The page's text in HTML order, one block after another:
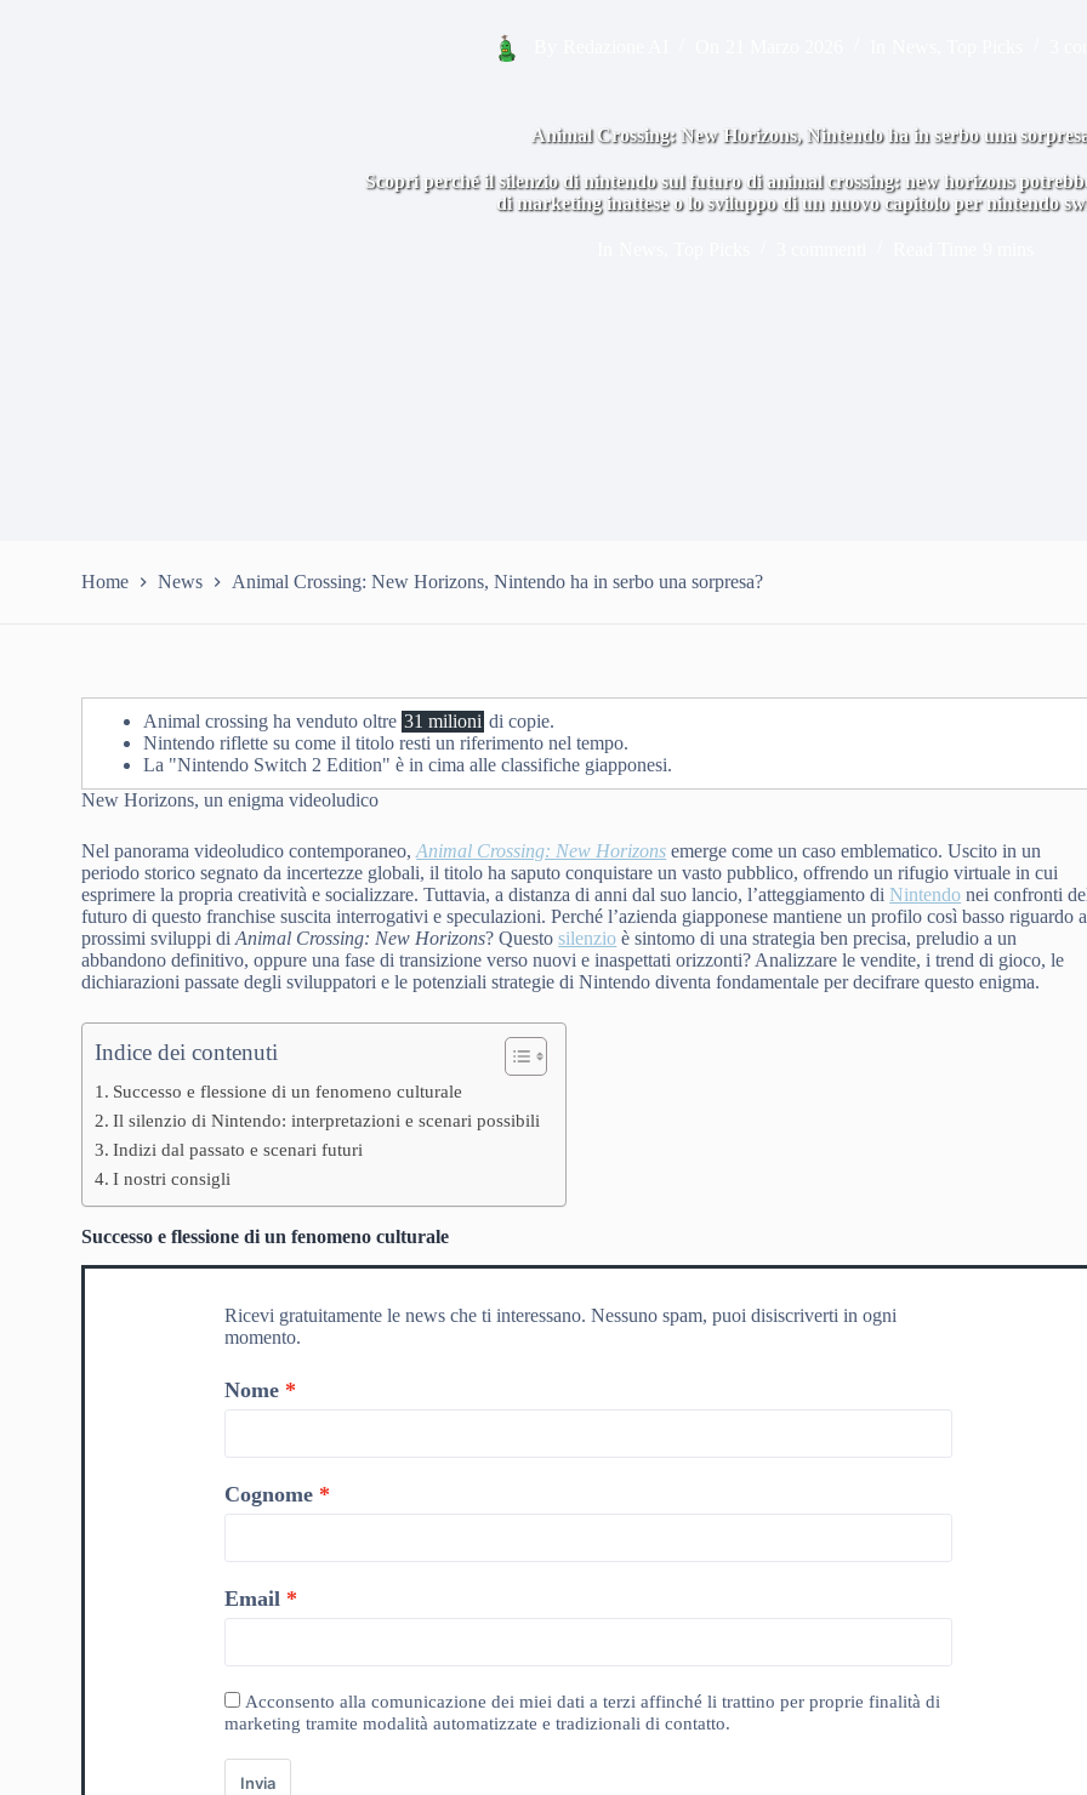
Animal Crossing: New Horizons, Nintendo ha in serbo una
Scopri perché il silenzio di nintendo sul futuro di animal crossing: new horizons
di marketing inattese o lo sviluppo di un nuovo capitolo per nintendo
Home News Animal Crossing: New Horizons, Nintendo ha in serbo una sorpresa?
Animal crossing ha venduto oltre 31 milioni di copie.
Nintendo riflette su come il titolo resti un riferimento nel tempo.
La "Nintendo Switch 2 Edition" è in cima alle classifiche giapponesi.
New Horizons, un enigma videoludico
Nel panorama videoludico contemporaneo,Animal Crossing: New Horizons emerge come un caso emblematico. Uscito in un
periodo storico segnato da incertezze globali, il titolo ha saputo conquistare un vasto pubblico, offrendo un rifugio virtuale in cui
esprimere la propria creatività e socializzare. Tuttavia, a distanza di anni dal suo lancio, l’atteggiamento diNintendo nei confronti
futuro di questo franchise suscita interrogativi e speculazioni. Perché l’azienda giapponese mantiene un profilo così basso riguardo
prossimi sviluppi diAnimal Crossing: New Horizons? Questosilenzio è sintomo di una strategia ben precisa, preludio a un
abbandono definitivo, oppure una fase di transizione verso nuovi e inaspettati orizzonti? Analizzare le vendite, i trend di gioco, le
dichiarazioni passate degli sviluppatori e le potenziali strategie di Nintendo diventa fondamentale per decifrare questo enigma.
Indice dei contenuti
Successo e flessione di un fenomeno culturale
Il silenzio di Nintendo: interpretazioni e scenari possibili
Indizi dal passato e scenari futuri
I nostri consigli
Successo e flessione di un fenomeno culturale
Ricevi gratuitamente le news che ti interessano. Nessuno spam, puoi disiscriverti in ogni
momento.
Nome
Cognome
Email
Acconsento alla comunicazione dei miei dati a terzi affinché li trattino per proprie finalità di
marketing tramite modalità automatizzate e tradizionali di contatto.
Invia